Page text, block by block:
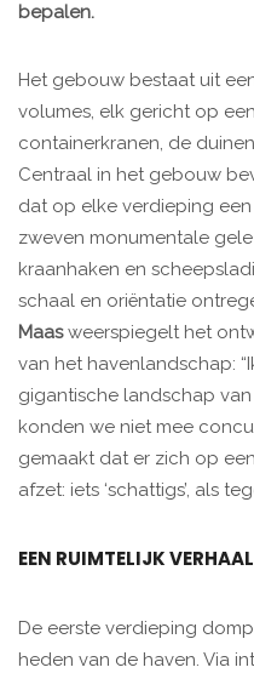
bepalen.
Het gebouw bestaat uit
volumes, elk gericht op
containerkranen, de
Centraal in het gebouw
dat op elke verdieping
zweven monumentale
kraanhaken en
schaal en oriëntatie
Maasweerspiegelt het
van het havenlandschap:
gigantische landschap
konden we niet mee
gemaakt dat er zich op
afzet: iets ‘schattigs’, als
EEN RUIMTELIJK
De eerste verdieping
heden van de haven. Via